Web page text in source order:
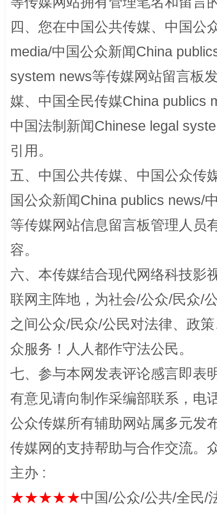
扯下公款旅游的“隐身衣”
完善运行机制助力责任有效落实 一纸欠
东山县通报“牛蛙产品抗生素超标问题” 法
四、您在中国公共传媒、中国公
media/中国公众新闻China
system news等传媒网站留言板
媒、中国全民传媒China publics
中国法制新闻Chinese legal
引用。
五、中国公共传媒、中国公众传
国公众新闻China publics news/
等传媒网站信息留言板管理人员
容。
六、本传媒结合现代网络科技影
联网主阵地，为社会/公众/民众/
之间公众/民众/公民对法律、政
众服务！人人都作守法公民。
七、参与本网发表评论感言即表
有意见请向制作采编部联系，电
公众传媒所有辅助网站属多元发
传媒网的支持帮助与合作交流。
主办 :
★★★★★中国/公众/公共/全民/